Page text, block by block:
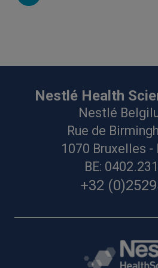
Nestlé Health
Nestlé
Rue de
1070 Bruxelles -
BE:
+32